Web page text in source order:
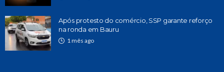
Após protesto do comércio, SSP garante reforço
na ronda em Bauru
1 mês ago